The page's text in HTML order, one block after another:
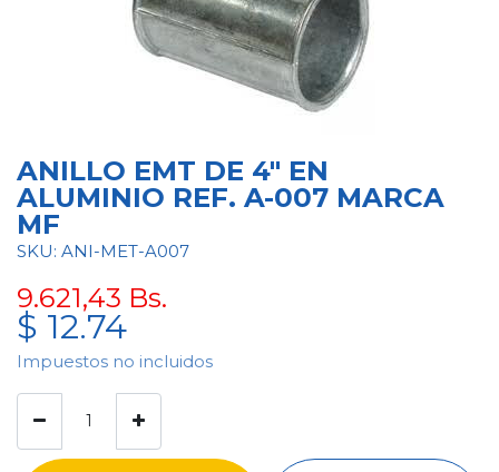
ANILLO EMT DE 4" EN
ALUMINIO REF. A-007 MARCA
MF
SKU: ANI-MET-A007
9.621,43 Bs.
$ 12.74
Impuestos no incluidos